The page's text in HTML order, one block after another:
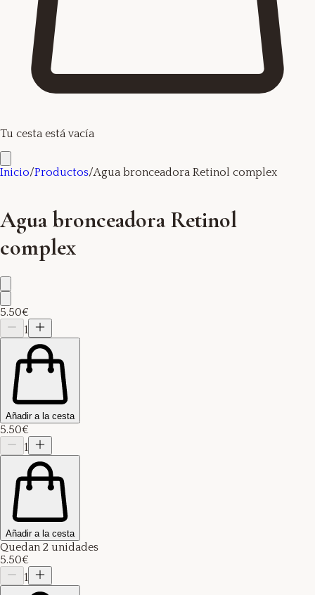
Tu cesta está vacía
Inicio/Productos/Agua bronceadora Retinol complex
Agua bronceadora Retinol
complex
5.50€
1
Añadir a la cesta
5.50€
1
Añadir a la cesta
Quedan 2 unidades
5.50€
1